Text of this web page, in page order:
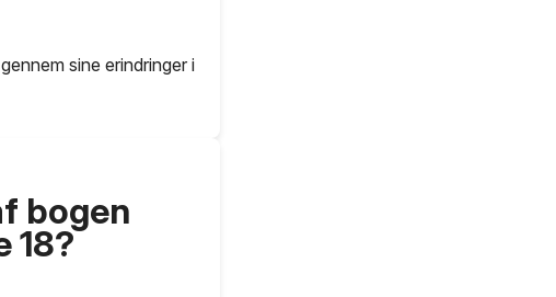
sine erindringer i
bogen
18?